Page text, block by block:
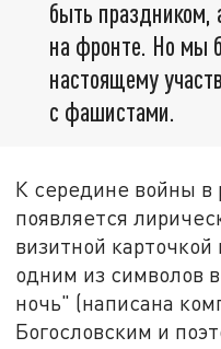
быть праздником,
на фронте. Но мы
настоящему
с фашистами.
К середине войны в
появляется
визитной
одним из символов
ночь" (написана
Богословским и